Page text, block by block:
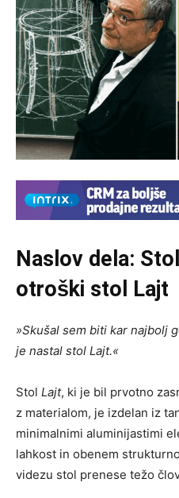
Naslov dela:
otroški stol Lajt
»Skušal sem biti kar najbolj
je nastal stol Lajt.«
Stol Lajt, ki je bil prvotno
z materialom, je izdelan iz
minimalnimi aluminijastimi
lahkost in obenem
videzu stol prenese težo